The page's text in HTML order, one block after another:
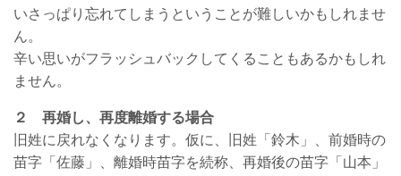
いさっぱり忘れてしまうということが難しいかもしれませ
ん。
辛い思いがフラッシュバックしてくることもあるかもしれ
ません。
２ 再婚し、再度離婚する場合
旧姓に戻れなくなります。仮に、旧姓「鈴木」、前婚時の
苗字「佐藤」、離婚時苗字を続称、再婚後の苗字「山本」